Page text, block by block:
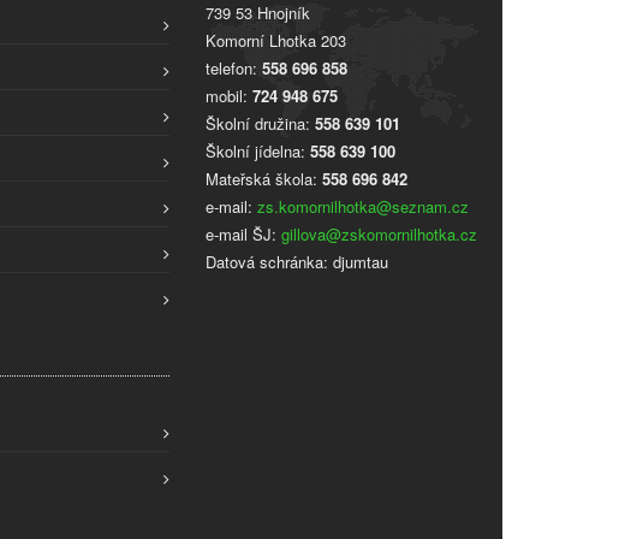
739 53 Hnojník
Komorní Lhotka 203
telefon: 558 696 858
mobil: 724 948 675
Školní družina: 558 639 101
Školní jídelna: 558 639 100
Mateřská škola: 558 696 842
e-mail: zs.komornilhotka@seznam.cz
e-mail ŠJ: gillova@zskomornilhotka.cz
Datová schránka: djumtau